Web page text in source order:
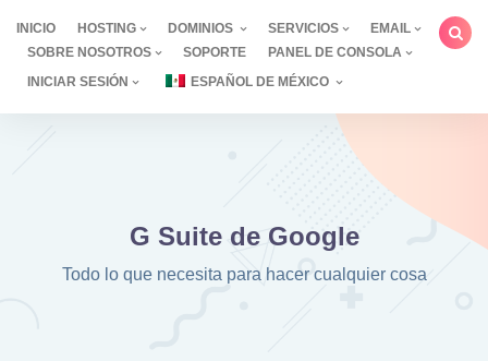
contenido
INICIO HOSTING DOMINIOS SERVICIOS
EMAIL
SOBRE NOSOTROS
SOPORTE
PANEL DE CONSOLA
INICIAR SESIÓN
ESPAÑOL DE MÉXICO
G Suite de Google
Todo lo que necesita para hacer cualquier cosa